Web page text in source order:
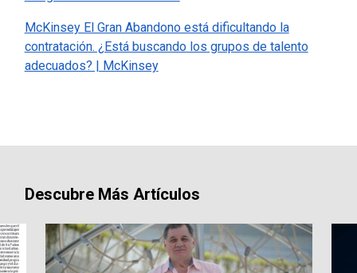
McKinsey El Gran Abandono está dificultando la
contratación. ¿Está buscando los grupos de talento
adecuados? | McKinsey
Descubre Más Artículos